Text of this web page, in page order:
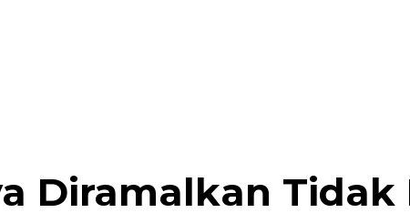
Diramalkan Tidak